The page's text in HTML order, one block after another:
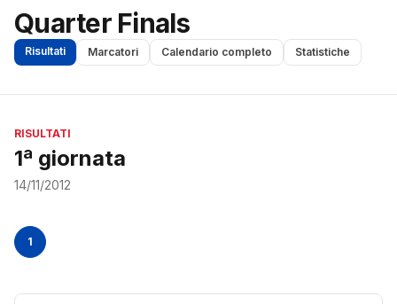
Quarter Finals
Risultati Marcatori Calendario completo Statistiche
RISULTATI
1ª giornata
14/11/2012
1